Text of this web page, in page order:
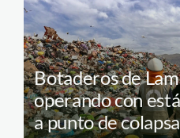
Botaderos de
operando con
a punto de